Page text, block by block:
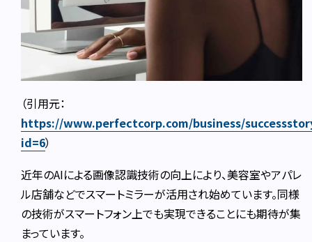
（引用元：
https://www.perfectcorp.com/business/
id=6）
近年のAIによる画像認識技術の向上により、美容室やアパレ
ル店舗などでスマートミラーが活用され始めています。同様
の技術がスマートフォン上でも実現できることにも期待が集
まっています。